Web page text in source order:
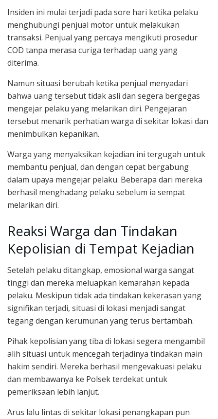
Insiden ini mulai terjadi pada sore hari ketika pelaku
menghubungi penjual motor untuk melakukan
transaksi. Penjual yang percaya mengikuti prosedur
COD tanpa merasa curiga terhadap uang yang
diterima.
Namun situasi berubah ketika penjual menyadari
bahwa uang tersebut tidak asli dan segera bergegas
mengejar pelaku yang melarikan diri. Pengejaran
tersebut menarik perhatian warga di sekitar lokasi dan
menimbulkan kepanikan.
Warga yang menyaksikan kejadian ini tergugah untuk
membantu penjual, dan dengan cepat bergabung
dalam upaya mengejar pelaku. Beberapa dari mereka
berhasil menghadang pelaku sebelum ia sempat
melarikan diri.
Reaksi Warga dan Tindakan
Kepolisian di Tempat Kejadian
Setelah pelaku ditangkap, emosional warga sangat
tinggi dan mereka meluapkan kemarahan kepada
pelaku. Meskipun tidak ada tindakan kekerasan yang
signifikan terjadi, situasi di lokasi menjadi sangat
tegang dengan kerumunan yang terus bertambah.
Pihak kepolisian yang tiba di lokasi segera mengambil
alih situasi untuk mencegah terjadinya tindakan main
hakim sendiri. Mereka berhasil mengevakuasi pelaku
dan membawanya ke Polsek terdekat untuk
pemeriksaan lebih lanjut.
Arus lalu lintas di sekitar lokasi penangkapan pun